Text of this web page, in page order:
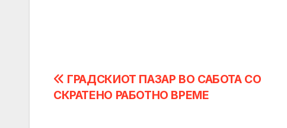
Post
navigation
ГРАДСКИОТ ПАЗАР ВО САБОТА СО
СКРАТЕНО РАБОТНО ВРЕМЕ